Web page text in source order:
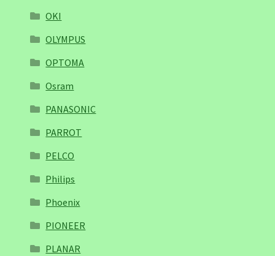
OKI
OLYMPUS
OPTOMA
Osram
PANASONIC
PARROT
PELCO
Philips
Phoenix
PIONEER
PLANAR